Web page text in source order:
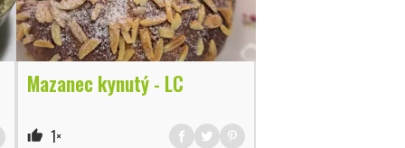
Mazanec kynutý - LC
thumb_up 1×